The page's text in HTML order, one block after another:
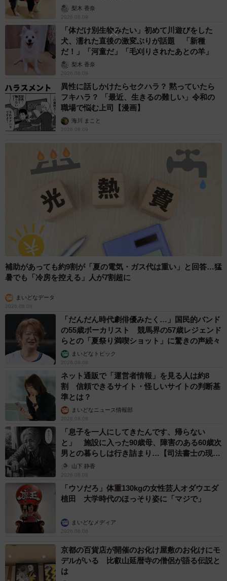
梨木 香奈
2026.08.09
「体だけ別生物みたい」初めて川遊びをした
犬、濡れた直後の激変ぶりが話題 「新種
だ！」「河童だ」「毛刈りされたあとの羊」
梨木 香奈
2026.08.09
異性に話しかけたらセクハラ？ 黙っていたら
フキハラ？ 「最近、生きるの難しい」令和の
職場で悩む上司【漫画】
海川 まこと
2026.08.09
補助があっても約9割が「夏の電気・ガス代は重い」と回答…猛
暑でも「冷房を控える」人が7割超に
まいどなデータ
2026.08.08
「だんだん時代劇俳優みたく…」国民的バンド
の55歳ボーカリスト 競馬界の57歳レジェンド
らとの「夏祭り満喫ショット」に驚きの声続々
まいどなトピック
2026.08.08
ネット通販で「運営者情報」を見る人は約8
割 信頼できるサイト・怪しいサイトの判断基
準とは？
まいどなニュース情報部
2026.08.08
「息子を一人にしてきたんです、帰らない
と」 施設に入った90歳母、障害のある60歳次
男との暮らしは行き詰まり…【司法書士の現場
から】山下 静香
2026.08.08
「ウソだろ」体重130kgの女性芸人オダウエダ
植田 大学時代のほっそり姿に「マジで」
まいどなメディア
2026.08.08
京都の百貨店が開催のお化け屋敷のお化けにモ
デルがいる 比叡山延暦寺の僧侶が語る伝説と
は